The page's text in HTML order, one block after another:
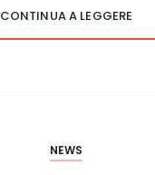
CONTINUA A LEGGERE
NEWS